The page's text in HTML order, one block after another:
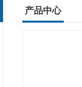
产品中心